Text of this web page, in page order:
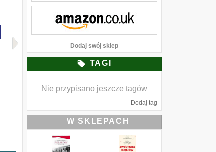
Dodaj swój sklep
TAGI
Nie przypisano jeszcze tagów
Dodaj tag
W SKLEPACH